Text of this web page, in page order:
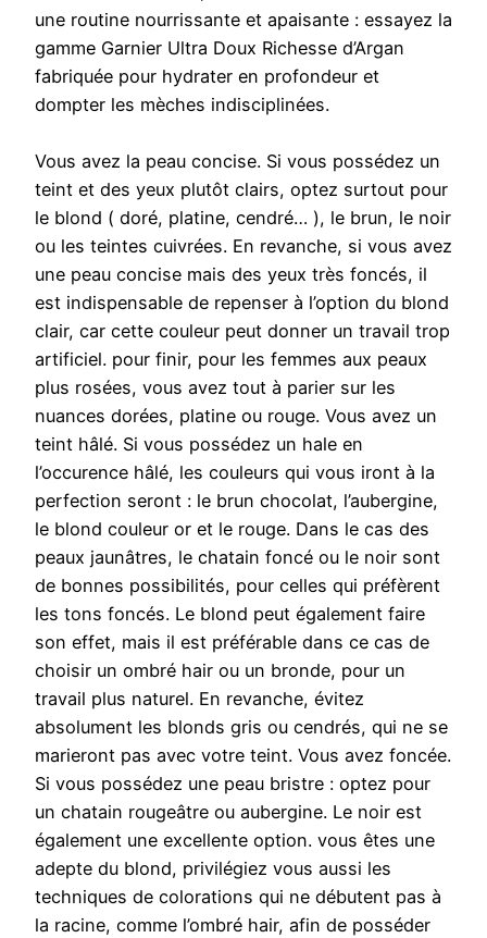
une routine nourrissante et apaisante : essayez la
gamme Garnier Ultra Doux Richesse d’Argan
fabriquée pour hydrater en profondeur et
dompter les mèches indisciplinées.
Vous avez la peau concise. Si vous possédez un
teint et des yeux plutôt clairs, optez surtout pour
le blond ( doré, platine, cendré… ), le brun, le noir
ou les teintes cuivrées. En revanche, si vous avez
une peau concise mais des yeux très foncés, il
est indispensable de repenser à l’option du blond
clair, car cette couleur peut donner un travail trop
artificiel. pour finir, pour les femmes aux peaux
plus rosées, vous avez tout à parier sur les
nuances dorées, platine ou rouge. Vous avez un
teint hâlé. Si vous possédez un hale en
l’occurence hâlé, les couleurs qui vous iront à la
perfection seront : le brun chocolat, l’aubergine,
le blond couleur or et le rouge. Dans le cas des
peaux jaunâtres, le chatain foncé ou le noir sont
de bonnes possibilités, pour celles qui préfèrent
les tons foncés. Le blond peut également faire
son effet, mais il est préférable dans ce cas de
choisir un ombré hair ou un bronde, pour un
travail plus naturel. En revanche, évitez
absolument les blonds gris ou cendrés, qui ne se
marieront pas avec votre teint. Vous avez foncée.
Si vous possédez une peau bristre : optez pour
un chatain rougeâtre ou aubergine. Le noir est
également une excellente option. vous êtes une
adepte du blond, privilégiez vous aussi les
techniques de colorations qui ne débutent pas à
la racine, comme l’ombré hair, afin de posséder